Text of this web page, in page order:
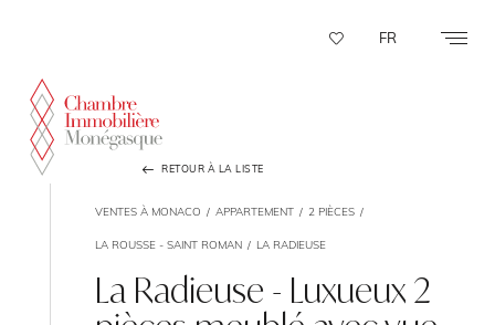
FR
RETOUR À LA LISTE
VENTES À MONACO APPARTEMENT 2 PIÈCES
LA ROUSSE - SAINT ROMAN LA RADIEUSE
La Radieuse - Luxueux 2